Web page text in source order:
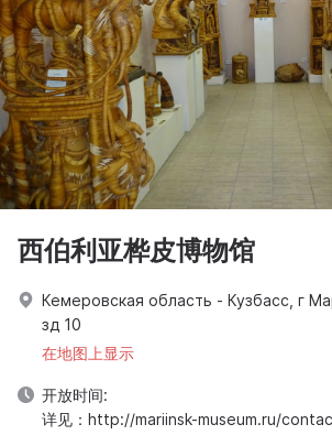
西伯利亚桦皮博物馆
Кемеровская область - Кузбасс, г
зд 10
在地图上显示
开放时间:
详见：http://mariinsk-museum.ru/